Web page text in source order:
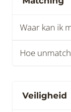
Waar kan ik
Hoe
Veiligheid